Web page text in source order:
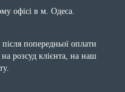
офісі в м. Одеса.
попередньої оплати
на розсуд клієнта, на наш